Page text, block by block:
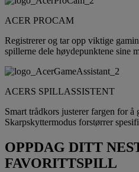
ACER PROCAM
Registrerer og tar opp viktige
spillerne dele høydepunktene sine
ACERS SPILLASSISTENT
Smart trådkors justerer fargen for å
Skarpskyttermodus forstørrer
OPPDAG DITT
FAVORITTSPILL